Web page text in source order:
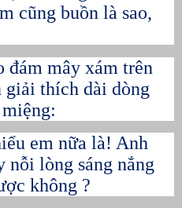
cũng buồn là sao,
đám mây xám trên
giải thích dài dòng
em nữa là! Anh
nỗi lòng sáng nắng
không ?